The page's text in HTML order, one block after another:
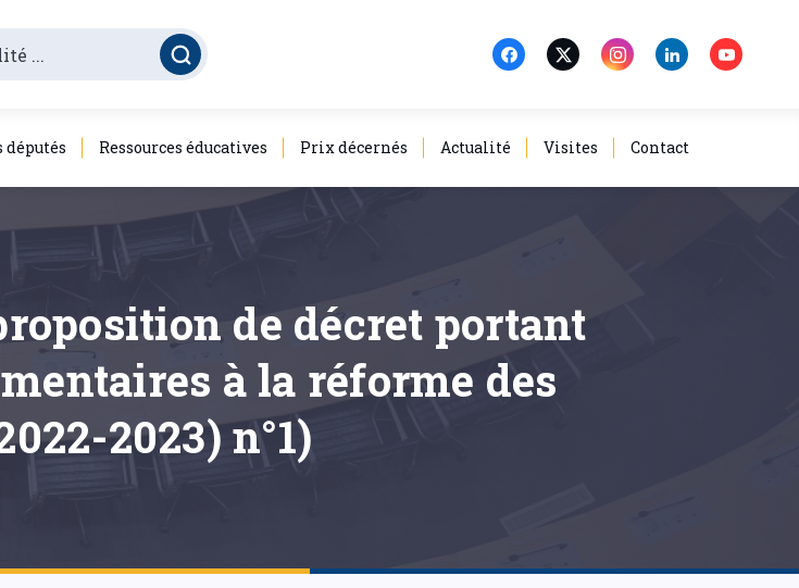
députés Ressources éducatives Prix décernés Actualité Visites Contact
de décret portant
à la réforme des
2023) n°1)